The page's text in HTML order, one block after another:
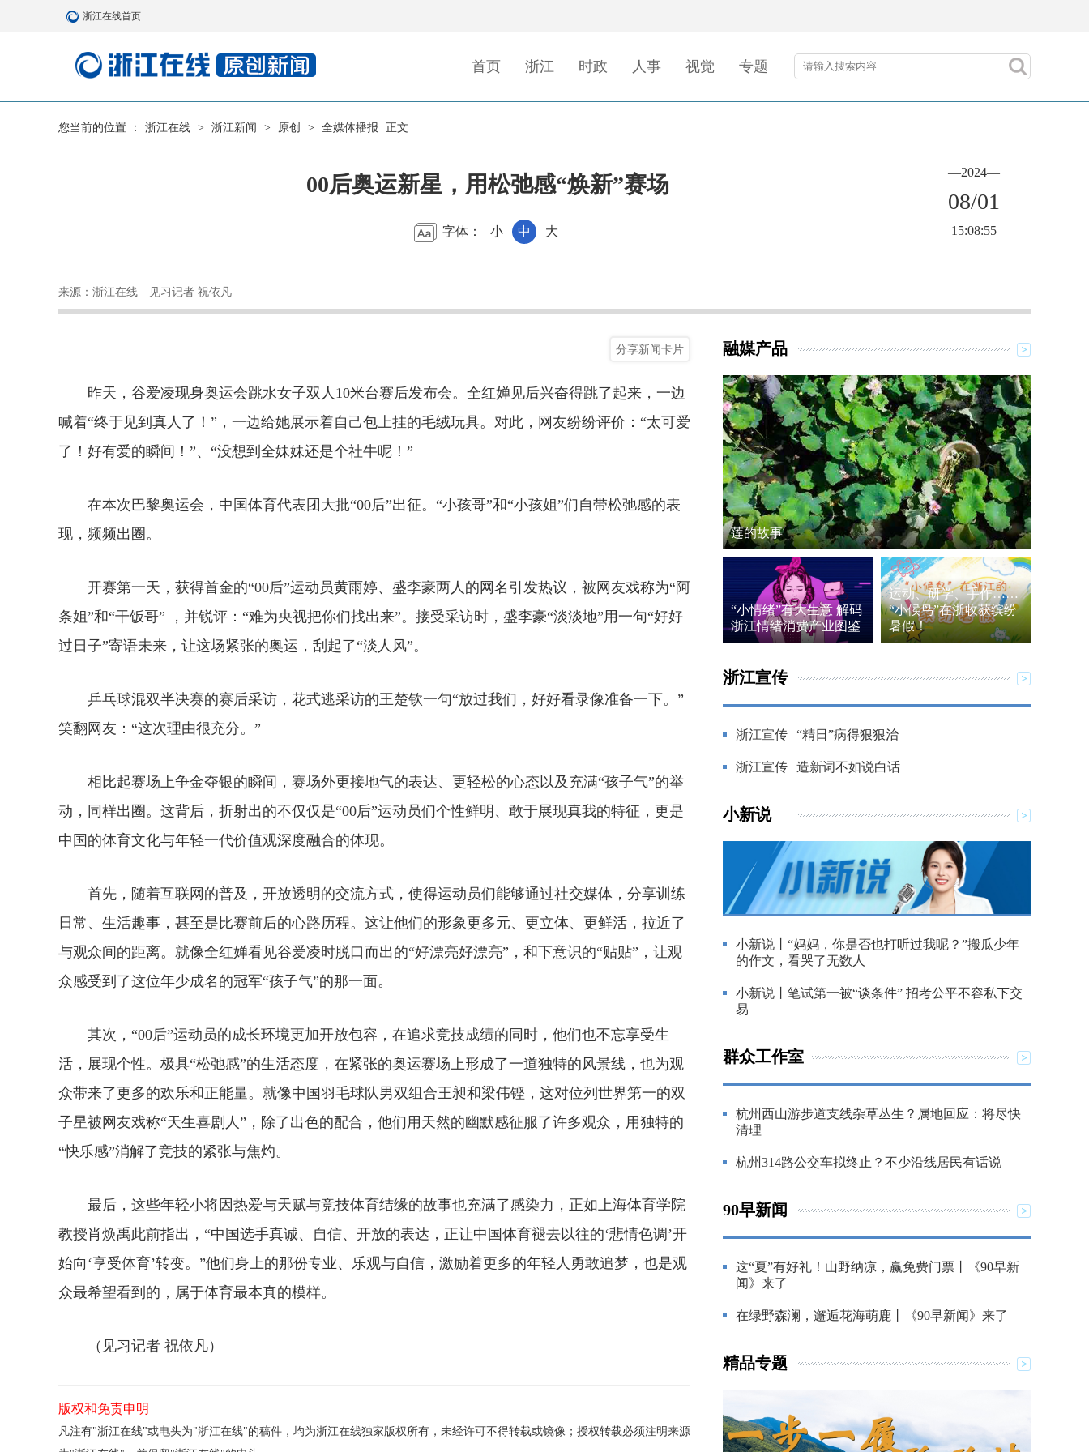
浙江在线首页
首页 浙江 时政 人事 视觉 专题
您当前的位置 ： 浙江在线 > 浙江新闻 > 原创 > 全媒体播报 正文
00后奥运新星，用松弛感“焕新”赛场
字体： 小 中 大
—2024—
08/01
15:08:55
来源：浙江在线 见习记者 祝依凡
分享新闻卡片
昨天，谷爱凌现身奥运会跳水女子双人10米台赛后发布会。全红婵见后兴奋得跳了起来，一边
喊着“终于见到真人了！”，一边给她展示着自己包上挂的毛绒玩具。对此，网友纷纷评价：“太可爱
了！好有爱的瞬间！”、“没想到全妹妹还是个社牛呢！”
在本次巴黎奥运会，中国体育代表团大批“00后”出征。“小孩哥”和“小孩姐”们自带松弛感的表
现，频频出圈。
开赛第一天，获得首金的“00后”运动员黄雨婷、盛李豪两人的网名引发热议，被网友戏称为“阿
条姐”和“干饭哥” ，并锐评：“难为央视把你们找出来”。接受采访时，盛李豪“淡淡地”用一句“好好
过日子”寄语未来，让这场紧张的奥运，刮起了“淡人风”。
乒乓球混双半决赛的赛后采访，花式逃采访的王楚钦一句“放过我们，好好看录像准备一下。”
笑翻网友：“这次理由很充分。”
相比起赛场上争金夺银的瞬间，赛场外更接地气的表达、更轻松的心态以及充满“孩子气”的举
动，同样出圈。这背后，折射出的不仅仅是“00后”运动员们个性鲜明、敢于展现真我的特征，更是
中国的体育文化与年轻一代价值观深度融合的体现。
首先，随着互联网的普及，开放透明的交流方式，使得运动员们能够通过社交媒体，分享训练
日常、生活趣事，甚至是比赛前后的心路历程。这让他们的形象更多元、更立体、更鲜活，拉近了
与观众间的距离。就像全红婵看见谷爱凌时脱口而出的“好漂亮好漂亮”，和下意识的“贴贴”，让观
众感受到了这位年少成名的冠军“孩子气”的那一面。
其次，“00后”运动员的成长环境更加开放包容，在追求竞技成绩的同时，他们也不忘享受生
活，展现个性。极具“松弛感”的生活态度，在紧张的奥运赛场上形成了一道独特的风景线，也为观
众带来了更多的欢乐和正能量。就像中国羽毛球队男双组合王昶和梁伟铿，这对位列世界第一的双
子星被网友戏称“天生喜剧人”，除了出色的配合，他们用天然的幽默感征服了许多观众，用独特的
“快乐感”消解了竞技的紧张与焦灼。
最后，这些年轻小将因热爱与天赋与竞技体育结缘的故事也充满了感染力，正如上海体育学院
教授肖焕禹此前指出，“中国选手真诚、自信、开放的表达，正让中国体育褪去以往的‘悲情色调’开
始向‘享受体育’转变。”他们身上的那份专业、乐观与自信，激励着更多的年轻人勇敢追梦，也是观
众最希望看到的，属于体育最本真的模样。
（见习记者 祝依凡）
版权和免责申明
凡注有"浙江在线"或电头为"浙江在线"的稿件，均为浙江在线独家版权所有，未经许可不得转载或镜像；授权转载必须注明来源
融媒产品
莲的故事
“小情绪”有大生意 解码
浙江情绪消费产业图鉴
运动、研学、手作……
“小候鸟”在浙收获缤纷
暑假！
浙江宣传
浙江宣传 | “精日”病得狠狠治
浙江宣传 | 造新词不如说白话
小新说
小新说丨“妈妈，你是否也打听过我呢？”搬瓜少年
的作文，看哭了无数人
小新说丨笔试第一被“谈条件” 招考公平不容私下交
易
群众工作室
杭州西山游步道支线杂草丛生？属地回应：将尽快
清理
杭州314路公交车拟终止？不少沿线居民有话说
90早新闻
这“夏”有好礼！山野纳凉，赢免费门票丨《90早新
闻》来了
在绿野森澜，邂逅花海萌鹿丨《90早新闻》来了
精品专题